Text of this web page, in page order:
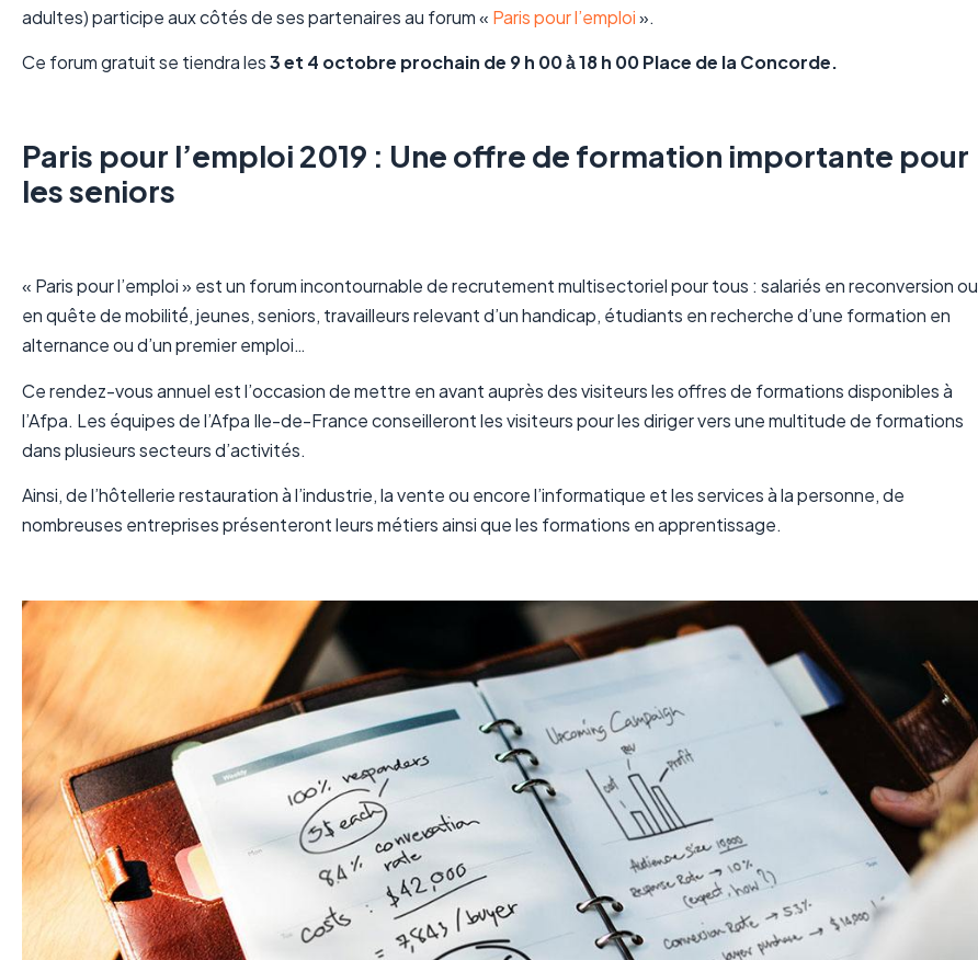
adultes) participe aux côtés de ses partenaires au forum « Paris pour l’emploi».
Ce forum gratuit se tiendra les3 et 4 octobre prochain de 9 h 00 à̀ 18 h 00 Place de la Concorde.
Paris pour l’emploi 2019 : Une offre de formation importante pour
les seniors
« Paris pour l’emploi » est un forum incontournable de recrutement multisectoriel pour tous : salariés en reconversion ou
en quête de mobilité́, jeunes, seniors, travailleurs relevant d’un handicap, étudiants en recherche d’une formation en
alternance ou d’un premier emploi…
Ce rendez-vous annuel est l’occasion de mettre en avant auprès des visiteurs les offres de formations disponibles à
l’Afpa. Les équipes de l’Afpa Ile-de-France conseilleront les visiteurs pour les diriger vers une multitude de formations
dans plusieurs secteurs d’activités.
Ainsi, de l’hôtellerie restauration à l’industrie, la vente ou encore l’informatique et les services à la personne, de
nombreuses entreprises présenteront leurs métiers ainsi que les formations en apprentissage.